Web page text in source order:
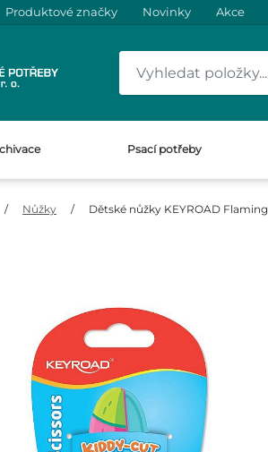
Produktové značky Novinky Akce
Psací potřeby
/ Nůžky / Dětské nůžky KEYROAD